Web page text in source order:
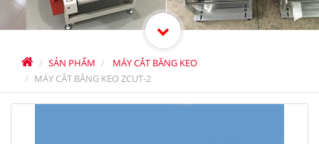
SẢN PHẨM
MÁY CẮT BĂNG KEO
MÁY CẮT BĂNG KEO ZCUT-2